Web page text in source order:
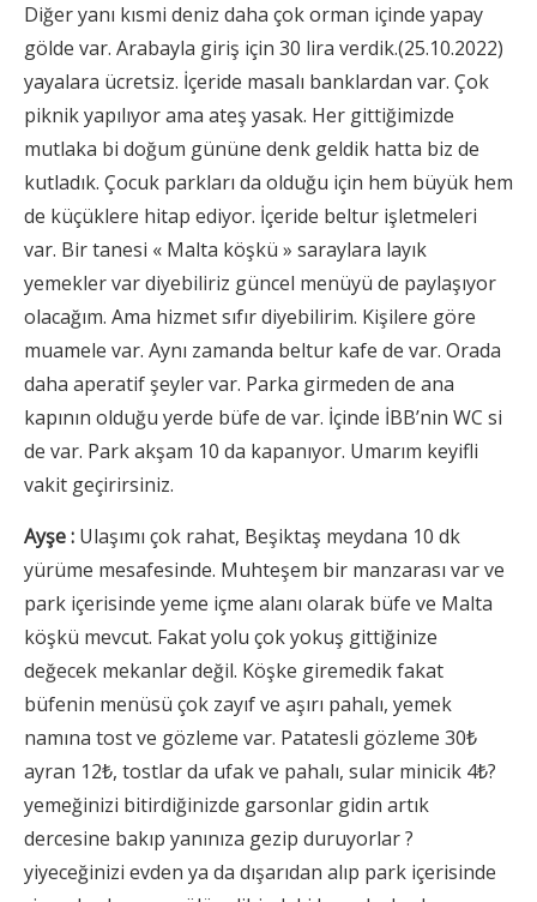
Diğer yanı kısmi deniz daha çok orman içinde yapay
gölde var. Arabayla giriş için 30 lira verdik.(25.10.2022)
yayalara ücretsiz. İçeride masalı banklardan var. Çok
piknik yapılıyor ama ateş yasak. Her gittiğimizde
mutlaka bi doğum gününe denk geldik hatta biz de
kutladık. Çocuk parkları da olduğu için hem büyük hem
de küçüklere hitap ediyor. İçeride beltur işletmeleri
var. Bir tanesi « Malta köşkü » saraylara layık
yemekler var diyebiliriz güncel menüyü de paylaşıyor
olacağım. Ama hizmet sıfır diyebilirim. Kişilere göre
muamele var. Aynı zamanda beltur kafe de var. Orada
daha aperatif şeyler var. Parka girmeden de ana
kapının olduğu yerde büfe de var. İçinde İBB’nin WC si
de var. Park akşam 10 da kapanıyor. Umarım keyifli
vakit geçirirsiniz.
Ayşe : Ulaşımı çok rahat, Beşiktaş meydana 10 dk
yürüme mesafesinde. Muhteşem bir manzarası var ve
park içerisinde yeme içme alanı olarak büfe ve Malta
köşkü mevcut. Fakat yolu çok yokuş gittiğinize
değecek mekanlar değil. Köşke giremedik fakat
büfenin menüsü çok zayıf ve aşırı pahalı, yemek
namına tost ve gözleme var. Patatesli gözleme 30₺
ayran 12₺, tostlar da ufak ve pahalı, sular minicik 4₺?
yemeğinizi bitirdiğinizde garsonlar gidin artık
dercesine bakıp yanınıza gezip duruyorlar ?
yiyeceğinizi evden ya da dışarıdan alıp park içerisinde